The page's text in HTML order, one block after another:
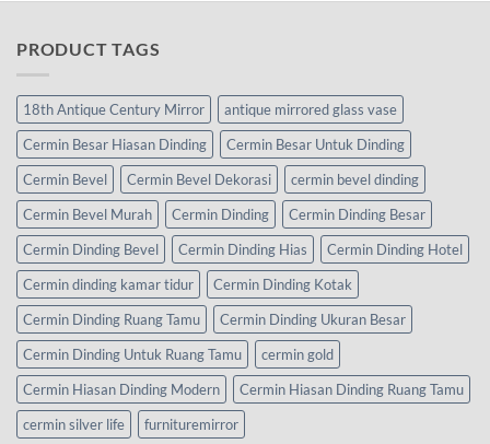
PRODUCT TAGS
18th Antique Century Mirror
antique mirrored glass vase
Cermin Besar Hiasan Dinding
Cermin Besar Untuk Dinding
Cermin Bevel
Cermin Bevel Dekorasi
cermin bevel dinding
Cermin Bevel Murah
Cermin Dinding
Cermin Dinding Besar
Cermin Dinding Bevel
Cermin Dinding Hias
Cermin Dinding Hotel
Cermin dinding kamar tidur
Cermin Dinding Kotak
Cermin Dinding Ruang Tamu
Cermin Dinding Ukuran Besar
Cermin Dinding Untuk Ruang Tamu
cermin gold
Cermin Hiasan Dinding Modern
Cermin Hiasan Dinding Ruang Tamu
cermin silver life
furnituremirror